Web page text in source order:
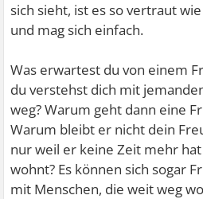
sich sieht, ist es so vertraut
und mag sich einfach.
Was erwartest du von einem
du verstehst dich mit
weg? Warum geht dann eine
Warum bleibt er nicht dein
nur weil er keine Zeit mehr
wohnt? Es können sich sogar
mit Menschen, die weit weg